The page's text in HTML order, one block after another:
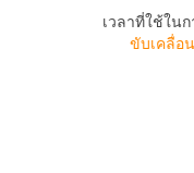
เวลาที่ใช้ใน
ขับเคลื่อ